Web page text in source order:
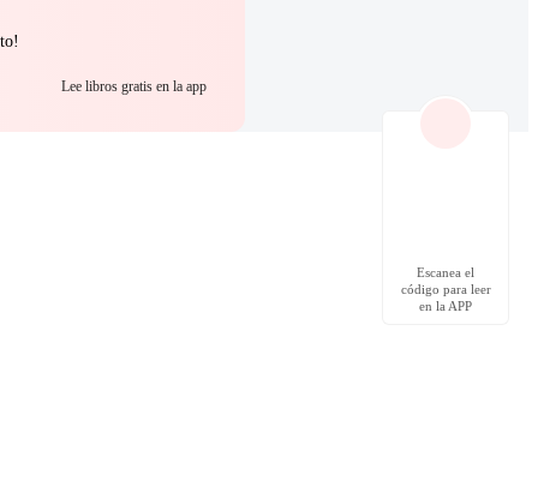
Lee libros gratis en la app
Escanea el
código para leer
en la APP